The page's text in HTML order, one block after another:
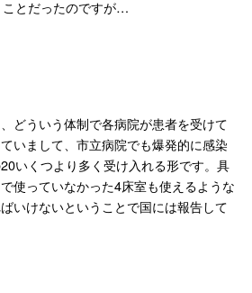
とだったのですが…
どういう体制で各病院が患者を受けて
いまして、市立病院でも爆発的に感染
いくつより多く受け入れる形です。具
使っていなかった4床室も使えるような
いけないということで国には報告して